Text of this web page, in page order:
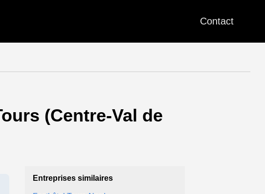
Contact
(Centre-Val de
Entreprises similaires